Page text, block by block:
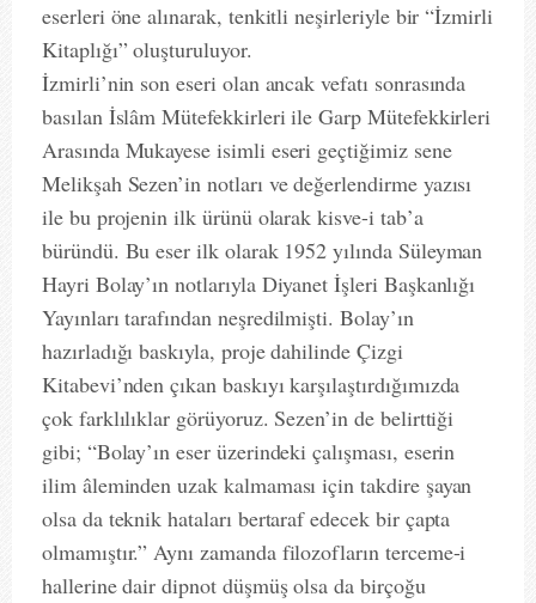
eserleri öne alınarak, tenkitli neşirleriyle bir “İzmirli
Kitaplığı” oluşturuluyor.
İzmirli’nin son eseri olan ancak vefatı sonrasında
basılan İslâm Mütefekkirleri ile Garp Mütefekkirleri
Arasında Mukayese isimli eseri geçtiğimiz sene
Melikşah Sezen’in notları ve değerlendirme yazısı
ile bu projenin ilk ürünü olarak kisve-i tab’a
büründü. Bu eser ilk olarak 1952 yılında Süleyman
Hayri Bolay’ın notlarıyla Diyanet İşleri Başkanlığı
Yayınları tarafından neşredilmişti. Bolay’ın
hazırladığı baskıyla, proje dahilinde Çizgi
Kitabevi’nden çıkan baskıyı karşılaştırdığımızda
çok farklılıklar görüyoruz. Sezen’in de belirttiği
gibi; “Bolay’ın eser üzerindeki çalışması, eserin
ilim âleminden uzak kalmaması için takdire şayan
olsa da teknik hataları bertaraf edecek bir çapta
olmamıştır.” Aynı zamanda filozofların terceme-i
hallerine dair dipnot düşmüş olsa da birçoğu